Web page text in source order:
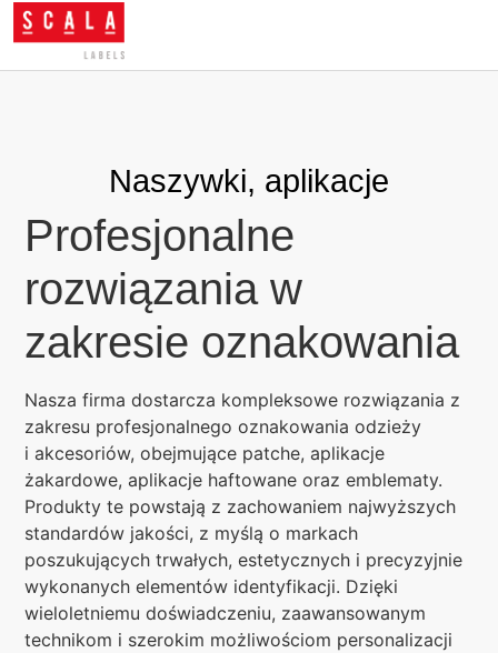
Naszywki, aplikacje
Profesjonalne
rozwiązania w
zakresie oznakowania
Nasza firma dostarcza kompleksowe rozwiązania z
zakresu profesjonalnego oznakowania odzieży
i akcesoriów, obejmujące patche, aplikacje
żakardowe, aplikacje haftowane oraz emblematy.
Produkty te powstają z zachowaniem najwyższych
standardów jakości, z myślą o markach
poszukujących trwałych, estetycznych i precyzyjnie
wykonanych elementów identyfikacji. Dzięki
wieloletniemu doświadczeniu, zaawansowanym
technikom i szerokim możliwościom personalizacji